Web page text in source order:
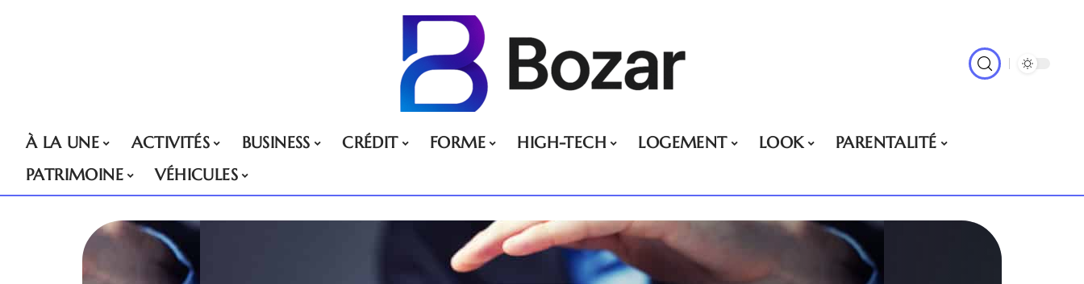
À LA UNE ACTIVITÉS BUSINESS CRÉDIT FORME HIGH-TECH LOGEMENT LOOK
PARENTALITÉ
PATRIMOINE
VÉHICULES